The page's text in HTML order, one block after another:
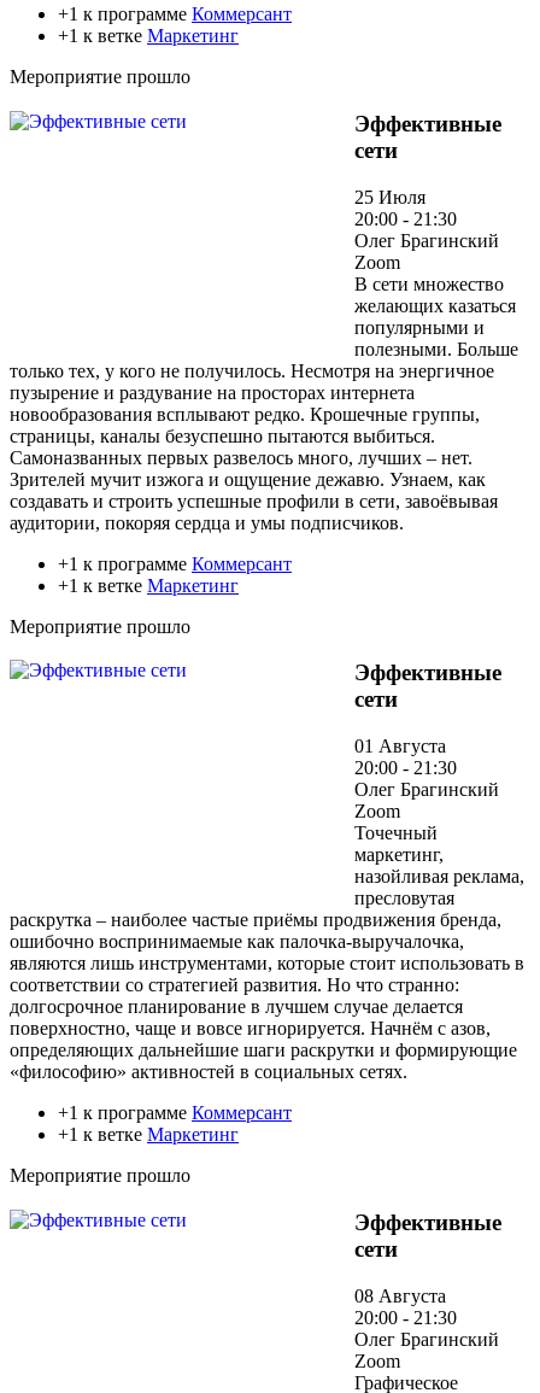
+1 к программе Коммерсант
+1 к ветке Маркетинг
Мероприятие прошло
Эффективные
сети
25 Июля
20:00 - 21:30
Олег Брагинский
Zoom
В сети множество
желающих казаться
популярными и
полезными. Больше
только тех, у кого не получилось. Несмотря на энергичное
пузырение и раздувание на просторах интернета
новообразования всплывают редко. Крошечные группы,
страницы, каналы безуспешно пытаются выбиться.
Самоназванных первых развелось много, лучших – нет.
Зрителей мучит изжога и ощущение дежавю. Узнаем, как
создавать и строить успешные профили в сети, завоёвывая
аудитории, покоряя сердца и умы подписчиков.
+1 к программе Коммерсант
+1 к ветке Маркетинг
Мероприятие прошло
Эффективные
сети
01 Августа
20:00 - 21:30
Олег Брагинский
Zoom
Точечный
маркетинг,
назойливая реклама,
пресловутая
раскрутка – наиболее частые приёмы продвижения бренда,
ошибочно воспринимаемые как палочка-выручалочка,
являются лишь инструментами, которые стоит использовать в
соответствии со стратегией развития. Но что странно:
долгосрочное планирование в лучшем случае делается
поверхностно, чаще и вовсе игнорируется. Начнём с азов,
определяющих дальнейшие шаги раскрутки и формирующие
«философию» активностей в социальных сетях.
+1 к программе Коммерсант
+1 к ветке Маркетинг
Мероприятие прошло
Эффективные
сети
08 Августа
20:00 - 21:30
Олег Брагинский
Zoom
Графическое